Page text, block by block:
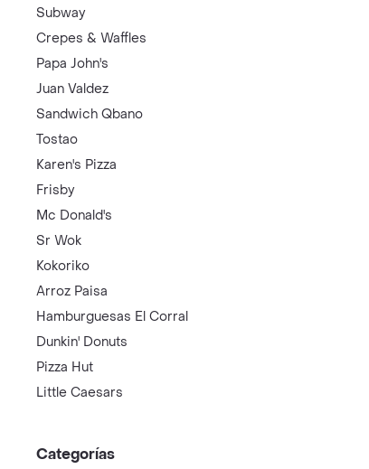
Subway
Crepes & Waffles
Papa John's
Juan Valdez
Sandwich Qbano
Tostao
Karen's Pizza
Frisby
Mc Donald's
Sr Wok
Kokoriko
Arroz Paisa
Hamburguesas El Corral
Dunkin' Donuts
Pizza Hut
Little Caesars
Categorías